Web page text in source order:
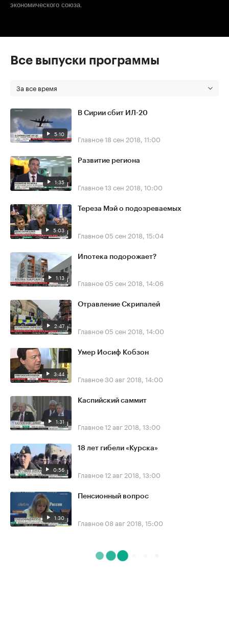
экономического союза.
Все выпуски программы
За все время
5:10
В Сирии сбит ИЛ-20
Главное18 сен 2018, 11:00
1:35
Развитие региона
Главное13 сен 2018, 10:00
5:03
Тереза Мэй о подозреваемых
Главное 05 сен 2018, 15:04
1:13
Ипотека подорожает?
Главное 05 сен 2018, 14:06
2:47
Отравление Скрипалей
Главное 05 сен 2018, 14:00
3:44
Умер Иосиф Кобзон
Главное30 авг 2018, 14:00
1:31
Каспийский саммит
Главное12 авг 2018, 13:00
0:56
18 лет гибели «Курска»
Главное12 авг 2018, 13:00
1:30
Пенсионный вопрос
Главное 08 авг 2018, 15:00